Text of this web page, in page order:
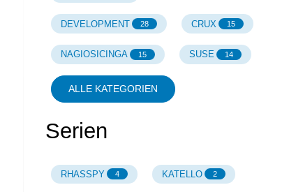
DEVELOPMENT 28 CRUX 15
NAGIOSICINGA 15 SUSE 14
ALLE KATEGORIEN
Serien
RHASSPY 4 KATELLO 2